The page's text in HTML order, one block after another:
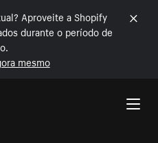
Aproveite a Shopify
durante o período de
mesmo